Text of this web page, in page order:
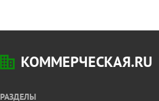
КОММЕРЧЕСКАЯ.RU
РАЗДЕЛЫ